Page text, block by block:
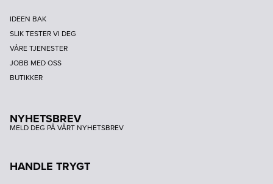
IDEEN BAK
SLIK TESTER VI DEG
VÅRE TJENESTER
JOBB MED OSS
BUTIKKER
NYHETSBREV
MELD DEG PÅ VÅRT NYHETSBREV
HANDLE TRYGT